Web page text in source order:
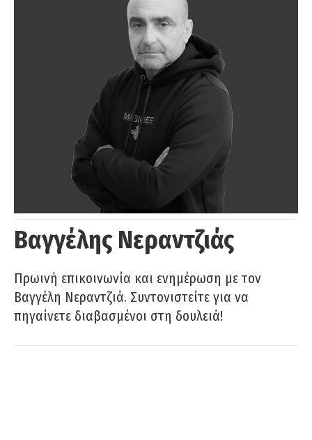
Βαγγέλης Νεραντζιάς
Πρωινή επικοινωνία και ενημέρωση με τον
Βαγγέλη Νεραντζιά. Συντονιστείτε για να
πηγαίνετε διαβασμένοι στη δουλειά!